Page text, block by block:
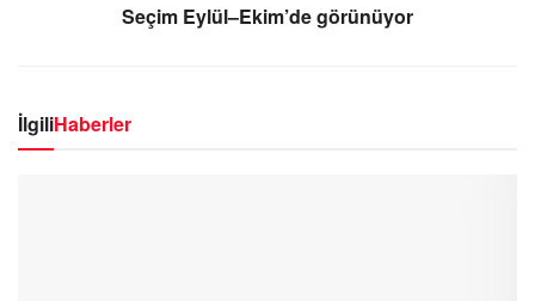
Seçim Eylül–Ekim’de görünüyor
İlgiliHaberler